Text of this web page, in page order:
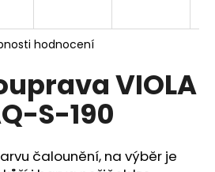
hodnocení
VIOLA
S-190
čalounění, na výběr je